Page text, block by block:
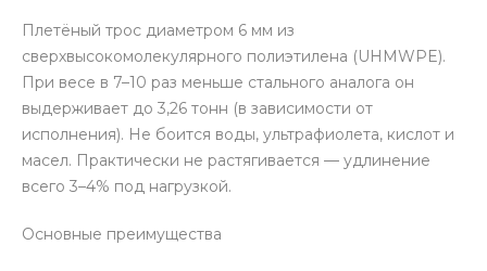
Плетёный трос диаметром 6 мм из
сверхвысокомолекулярного полиэтилена (UHMWPE).
При весе в 7–10 раз меньше стального аналога он
выдерживает до 3,26 тонн (в зависимости от
исполнения). Не боится воды, ультрафиолета, кислот и
масел. Практически не растягивается — удлинение
всего 3–4% под нагрузкой.
Основные преимущества